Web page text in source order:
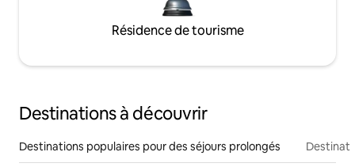
Résidence de tourisme
Destinations à découvrir
Destinations populaires pour des séjours prolongés